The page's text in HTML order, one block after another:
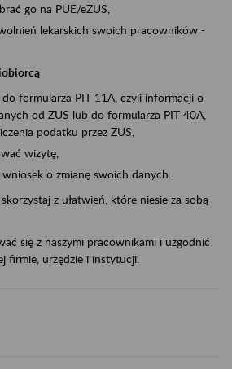
go na PUE/eZUS,
lekarskich swoich pracowników -
do formularza PIT 11A, czyli informacji o
od ZUS lub do formularza PIT 40A,
podatku przez ZUS,
wizytę,
wniosek o zmianę swoich danych.
z ułatwień, które niesie za sobą
się z naszymi pracownikami i uzgodnić
firmie, urzędzie i instytucji.